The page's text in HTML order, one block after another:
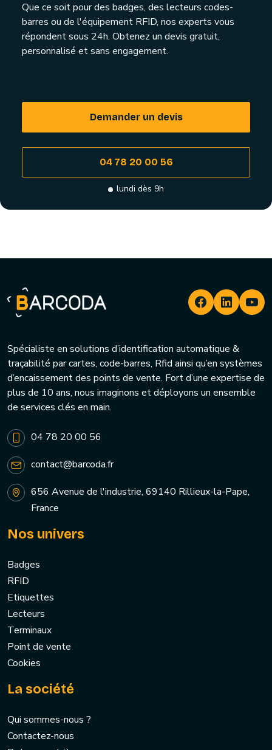
Que ce soit pour des badges, des lecteurs codes-
barres ou de l'équipement RFID, nos experts vous
répondent sous 24h. Obtenez un devis gratuit,
personnalisé et sans engagement.
Demander un devis
04 78 20 00 56
lundi dès 9h
Spécialiste en solutions d’identification automatique &
traçabilité par cartes, code-barres, Rfid ainsi qu’en systèmes
d’encaissement des points de vente. Fort d’une expertise de
plus de 10 ans, nous imaginons et déployons un ensemble
de services clés en main.
04 78 20 00 56
contact@barcoda.fr
656 Avenue de l'industrie, 69140 Rillieux-la-Pape,
France
Nos univers
Badges
RFID
Etiquettes
Lecteurs
Terminaux
Point de vente
Cookies
La société
Qui sommes-nous ?
Contactez-nous